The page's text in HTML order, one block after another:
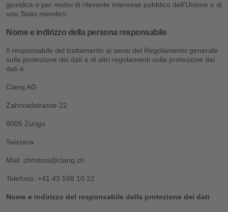
giuridica o per motivi di rilevante interesse pubblico dell’Unione o di
uno Stato membro.
Nome e indirizzo della persona responsabile
Il responsabile del trattamento ai sensi del Regolamento generale
sulla protezione dei dati e di altri regolamenti sulla protezione dei
dati è
Clanq AG
Zahnradstrasse 22
8005 Zurigo
Svizzera
Mail: christina@clanq.ch
Telefono: +41 43 588 10 22
Nome e indirizzo del responsabile della protezione dei dati